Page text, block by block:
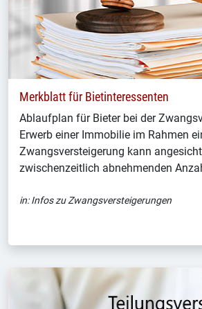
Merkblatt für Bietinteressenten
Ablaufplan für Bieter bei der
Erwerb einer Immobilie im Rahmen
Zwangsversteigerung kann
zwischenzeitlich abnehmenden
in:Infos zu Zwangsversteigerungen